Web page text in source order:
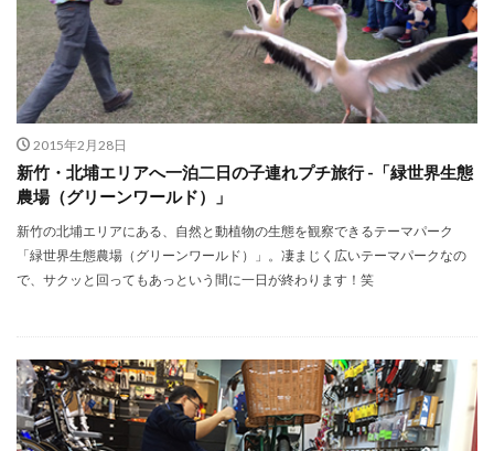
2015年2月28日
新竹・北埔エリアへ一泊二日の子連れプチ旅行 -「緑世界生態
農場（グリーンワールド）」
新竹の北埔エリアにある、自然と動植物の生態を観察できるテーマパーク
「緑世界生態農場（グリーンワールド）」。凄まじく広いテーマパークなの
で、サクッと回ってもあっという間に一日が終わります！笑